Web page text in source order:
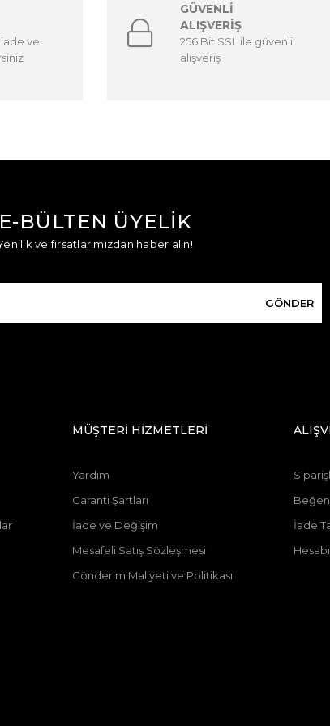
ve
GÜVENLİ
ALIŞVERİŞ
256 Bit SSL ile güvenli
alışveriş
E-BÜLTEN ÜYELİK
ve fırsatlarımızdan haber alın!
GÖNDER
MÜŞTERİ HİZMETLERİ
Yardım
Garanti Şartları
İade ve Değişim
Mesafeli Satış Sözleşmesi
Gönderim Maliyeti ve Politikası
İade